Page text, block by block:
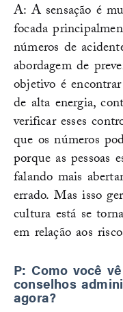
A: A sensação é
focada
números de
abordagem de
objetivo é
de alta energia,
verificar esses
que os números
porque as pessoas
falando mais
errado. Mas isso
cultura está se
em relação aos
P: Como você
conselhos
agora?